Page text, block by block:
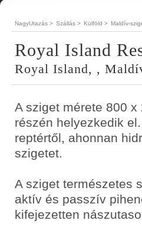
NagyUtazás > Szállás > Külföld > Maldív-
Royal Island
Royal Island, ,
A sziget mérete 800
részén helyezkedik
reptértől, ahonnan
szigetet.
A sziget természetes
aktív és passzív
kifejezetten